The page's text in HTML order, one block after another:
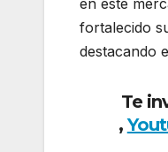
en este
fortalecido
destacando
Te
,